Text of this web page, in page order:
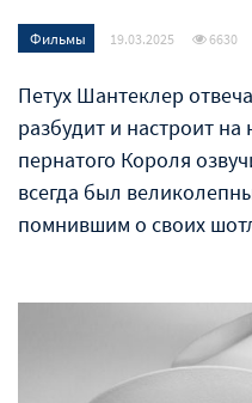
Фильмы 19.03.2025 6630
Петух Шантеклер
разбудит и настроит
пернатого Короля
всегда был
помнившим о своих